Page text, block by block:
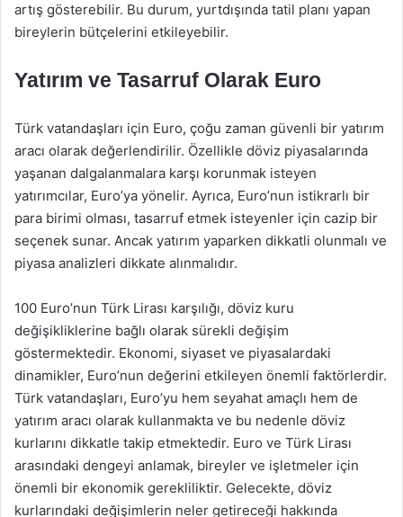
artış gösterebilir. Bu durum, yurtdışında tatil planı yapan
bireylerin bütçelerini etkileyebilir.
Yatırım ve Tasarruf Olarak Euro
Türk vatandaşları için Euro, çoğu zaman güvenli bir yatırım
aracı olarak değerlendirilir. Özellikle döviz piyasalarında
yaşanan dalgalanmalara karşı korunmak isteyen
yatırımcılar, Euro’ya yönelir. Ayrıca, Euro’nun istikrarlı bir
para birimi olması, tasarruf etmek isteyenler için cazip bir
seçenek sunar. Ancak yatırım yaparken dikkatli olunmalı ve
piyasa analizleri dikkate alınmalıdır.
100 Euro’nun Türk Lirası karşılığı, döviz kuru
değişikliklerine bağlı olarak sürekli değişim
göstermektedir. Ekonomi, siyaset ve piyasalardaki
dinamikler, Euro’nun değerini etkileyen önemli faktörlerdir.
Türk vatandaşları, Euro’yu hem seyahat amaçlı hem de
yatırım aracı olarak kullanmakta ve bu nedenle döviz
kurlarını dikkatle takip etmektedir. Euro ve Türk Lirası
arasındaki dengeyi anlamak, bireyler ve işletmeler için
önemli bir ekonomik gerekliliktir. Gelecekte, döviz
kurlarındaki değişimlerin neler getireceği hakkında